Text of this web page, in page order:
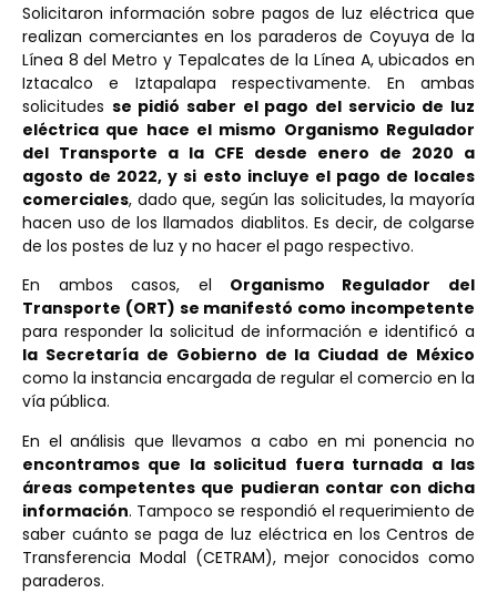
Solicitaron información sobre pagos de luz eléctrica que
realizan comerciantes en los paraderos de Coyuya de la
Línea 8 del Metro y Tepalcates de la Línea A, ubicados en
Iztacalco e Iztapalapa respectivamente. En ambas
solicitudes se pidió saber el pago del servicio de luz
eléctrica que hace el mismo Organismo Regulador
del Transporte a la CFE desde enero de 2020 a
agosto de 2022, y si esto incluye el pago de locales
comerciales, dado que, según las solicitudes, la mayoría
hacen uso de los llamados diablitos. Es decir, de colgarse
de los postes de luz y no hacer el pago respectivo.
En ambos casos, el Organismo Regulador del
Transporte (ORT) se manifestó como incompetente
para responder la solicitud de información e identificó a
la Secretaría de Gobierno de la Ciudad de México
como la instancia encargada de regular el comercio en la
vía pública.
En el análisis que llevamos a cabo en mi ponencia no
encontramos que la solicitud fuera turnada a las
áreas competentes que pudieran contar con dicha
información. Tampoco se respondió el requerimiento de
saber cuánto se paga de luz eléctrica en los Centros de
Transferencia Modal (CETRAM), mejor conocidos como
paraderos.